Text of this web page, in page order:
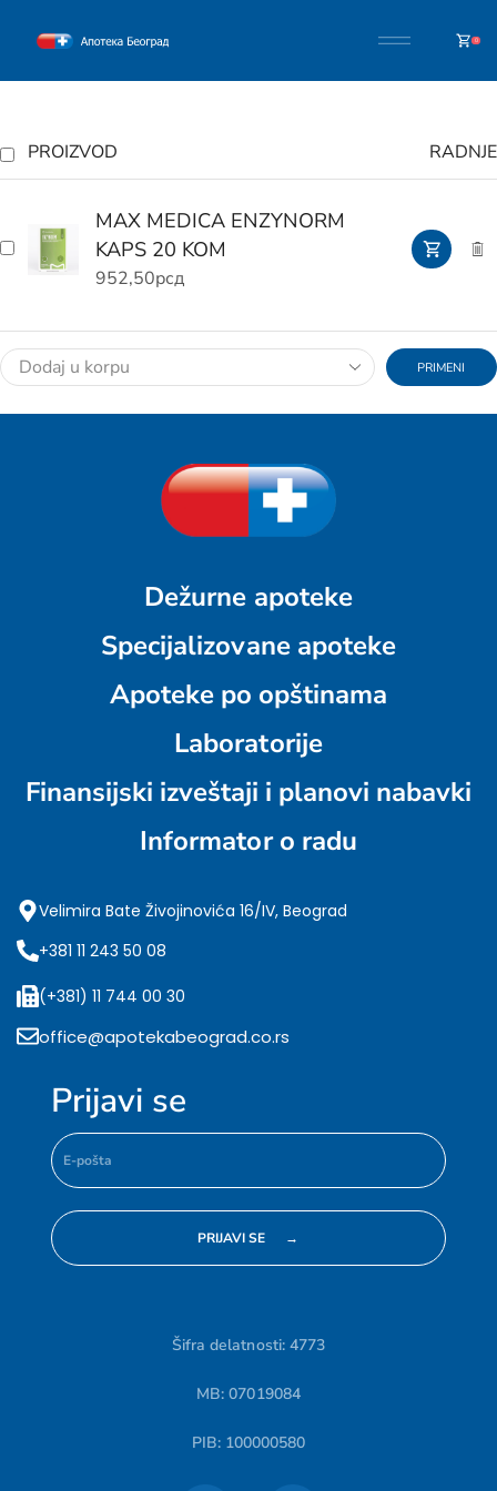
0
PROIZVOD RADNJE
MAX MEDICA ENZYNORM
KAPS 20 KOM
952,50рсд
PRIMENI
Dežurne apoteke
Specijalizovane apoteke
Apoteke po opštinama
Laboratorije
Finansijski izveštaji i planovi nabavki
Informator o radu
Velimira Bate Živojinovića 16/IV, Beograd
+381 11 243 50 08
(+381) 11 744 00 30
office@apotekabeograd.co.rs
Prijavi se
Šifra delatnosti: 4773
MB: 07019084
PIB: 100000580